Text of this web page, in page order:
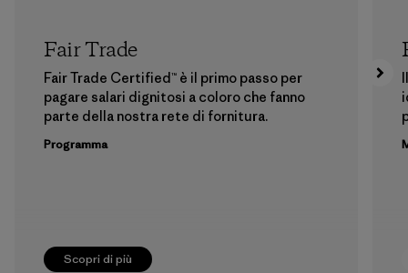
Scopri di più
Fair Trade
Fair Trade Certified™ è il primo passo per
pagare salari dignitosi a coloro che fanno
parte della nostra rete di fornitura.
Programma